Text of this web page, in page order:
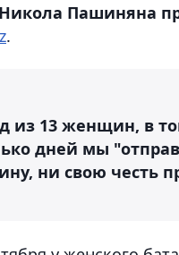
Пашиняна
.
из 13 женщин, в
дней мы
ни свою честь